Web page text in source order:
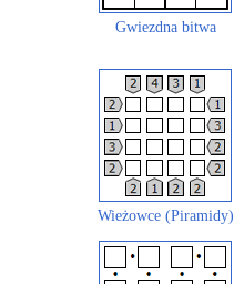
Gwiezdna bitwa
Wieżowce (Piramidy)